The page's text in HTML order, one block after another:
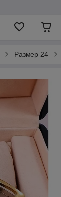
Размер 24